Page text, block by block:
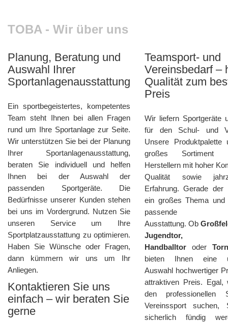
TOBA - Wir über uns
Planung, Beratung und
Auswahl Ihrer
Sportanlagenausstattung
Ein sportbegeistertes, kompetentes
Team steht Ihnen bei allen Fragen
rund um Ihre Sportanlage zur Seite.
Wir unterstützen Sie bei der Planung
Ihrer Sportanlagenausstattung,
beraten Sie individuell und helfen
Ihnen bei der Auswahl der
passenden Sportgeräte. Die
Bedürfnisse unserer Kunden stehen
bei uns im Vordergrund. Nutzen Sie
unseren Service um Ihre
Sportplatzausstattung zu optimieren.
Haben Sie Wünsche oder Fragen,
dann kümmern wir uns um Ihr
Anliegen.
Kontaktieren Sie uns
einfach – wir beraten Sie
gerne
Teamsport- und
Vereinsbedarf –
Qualität zum
Preis
Wir liefern Sportgeräte
für den Schul- und
Unsere Produktpalette
großes Sortiment
Herstellern mit hoher
Qualität sowie
Erfahrung. Gerade der
ein großes Thema und
passende
Ausstattung. Ob
Jugendtor,
Handballtor oder
bieten Ihnen eine
Auswahl hochwertiger
attraktiven Preis.
den professionellen
Vereinssport suchen,
sicherlich fündig